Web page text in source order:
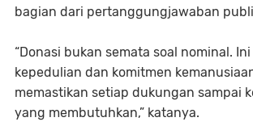
bagian dari pertanggungjawaban
“Donasi bukan semata soal nominal.
kepedulian dan komitmen
memastikan setiap dukungan sampai
yang membutuhkan,” katanya.